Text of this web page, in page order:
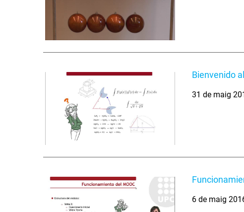
Bienvenido
31 de maig
6 de maig